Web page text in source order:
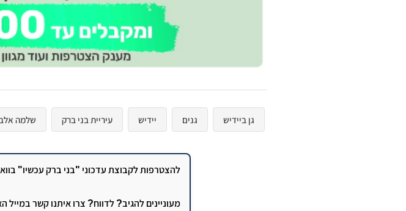
גן ביידיש גנים יידיש עיריית בני ברק שלמה
להצטרפות לקבוצת עדכוני "בני ברק עכשיו"
מעוניינים להגיב? לדווח? צרו איתנו קשר במייל